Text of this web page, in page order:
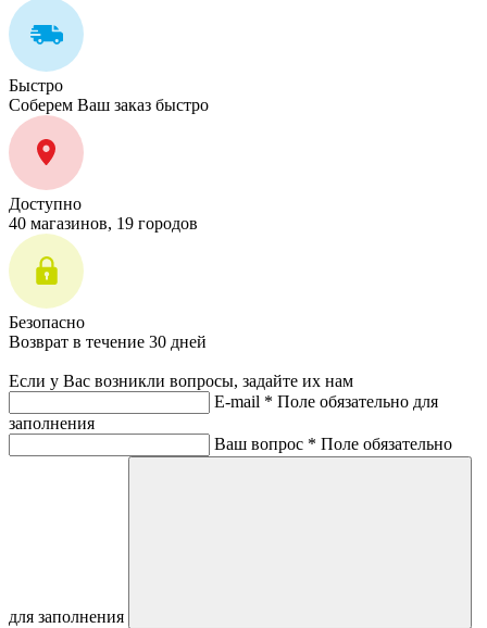
Быстро
Соберем Ваш заказ быстро
Доступно
40 магазинов, 19 городов
Безопасно
Возврат в течение 30 дней
Если у Вас возникли вопросы, задайте их нам
E-mail * Поле обязательно для
заполнения
Ваш вопрос * Поле обязательно
для заполнения